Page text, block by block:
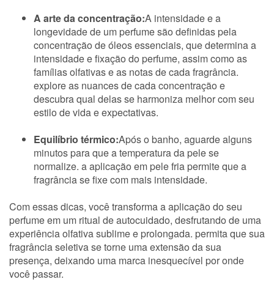
A arte da concentração:A intensidade e a
longevidade de um perfume são definidas pela
concentração de óleos essenciais, que determina a
intensidade e fixação do perfume, assim como as
famílias olfativas e as notas de cada fragrância.
explore as nuances de cada concentração e
descubra qual delas se harmoniza melhor com seu
estilo de vida e expectativas.
Equilíbrio térmico:Após o banho, aguarde alguns
minutos para que a temperatura da pele se
normalize. a aplicação em pele fria permite que a
fragrância se fixe com mais intensidade.
Com essas dicas, você transforma a aplicação do seu
perfume em um ritual de autocuidado, desfrutando de uma
experiência olfativa sublime e prolongada. permita que sua
fragrância seletiva se torne uma extensão da sua
presença, deixando uma marca inesquecível por onde
você passar.